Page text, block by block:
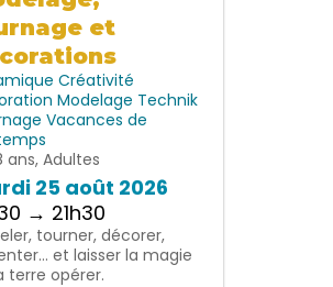
et
Créativité
Modelage Technik
Vacances de
ans, Adultes
25 août 2026
→ 21h30
tourner, décorer,
et laisser la magie
terre opérer.